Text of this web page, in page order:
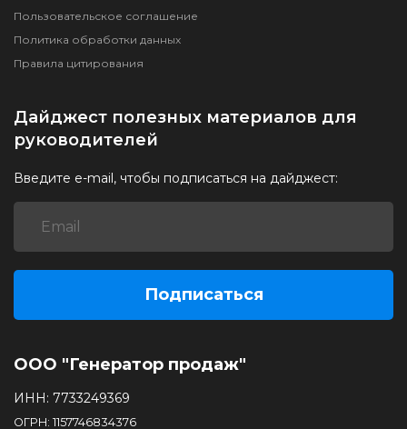
ООО "Генератор продаж"
ИНН: 7733249369
ОГРН: 1157746834376
Пользовательское соглашение
Политика обработки данных
Правила цитирования
Дайджест полезных материалов для
руководителей
Введите e-mail, чтобы подписаться на дайджест:
Подписаться